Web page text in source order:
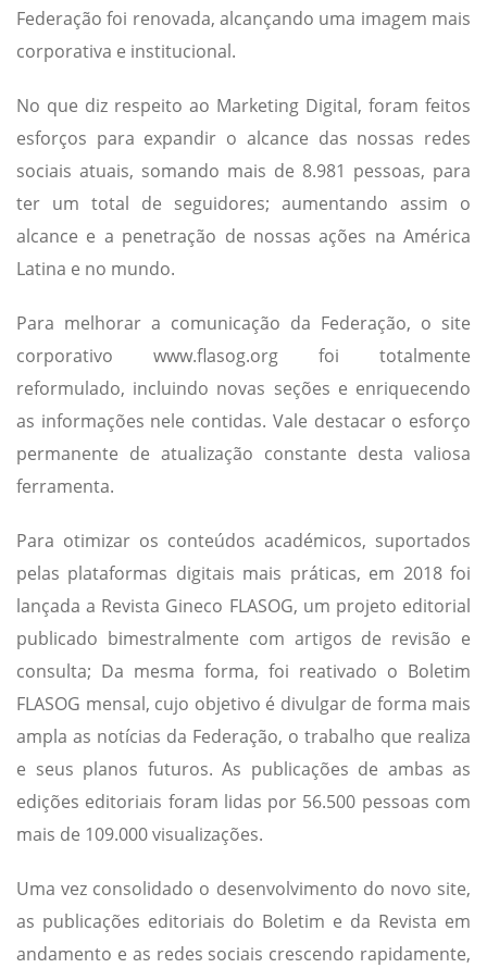
Federação foi renovada, alcançando uma imagem mais
corporativa e institucional.
No que diz respeito ao Marketing Digital, foram feitos
esforços para expandir o alcance das nossas redes
sociais atuais, somando mais de 8.981 pessoas, para
ter um total de seguidores; aumentando assim o
alcance e a penetração de nossas ações na América
Latina e no mundo.
Para melhorar a comunicação da Federação, o site
corporativo www.flasog.org foi totalmente
reformulado, incluindo novas seções e enriquecendo
as informações nele contidas. Vale destacar o esforço
permanente de atualização constante desta valiosa
ferramenta.
Para otimizar os conteúdos académicos, suportados
pelas plataformas digitais mais práticas, em 2018 foi
lançada a Revista Gineco FLASOG, um projeto editorial
publicado bimestralmente com artigos de revisão e
consulta; Da mesma forma, foi reativado o Boletim
FLASOG mensal, cujo objetivo é divulgar de forma mais
ampla as notícias da Federação, o trabalho que realiza
e seus planos futuros. As publicações de ambas as
edições editoriais foram lidas por 56.500 pessoas com
mais de 109.000 visualizações.
Uma vez consolidado o desenvolvimento do novo site,
as publicações editoriais do Boletim e da Revista em
andamento e as redes sociais crescendo rapidamente,